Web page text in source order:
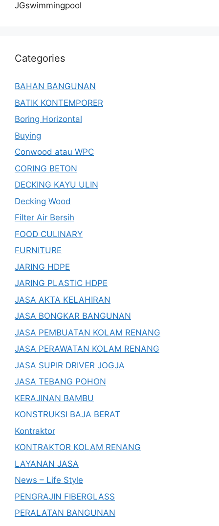
JGswimmingpool
Categories
BAHAN BANGUNAN
BATIK KONTEMPORER
Boring Horizontal
Buying
Conwood atau WPC
CORING BETON
DECKING KAYU ULIN
Decking Wood
Filter Air Bersih
FOOD CULINARY
FURNITURE
JARING HDPE
JARING PLASTIC HDPE
JASA AKTA KELAHIRAN
JASA BONGKAR BANGUNAN
JASA PEMBUATAN KOLAM RENANG
JASA PERAWATAN KOLAM RENANG
JASA SUPIR DRIVER JOGJA
JASA TEBANG POHON
KERAJINAN BAMBU
KONSTRUKSI BAJA BERAT
Kontraktor
KONTRAKTOR KOLAM RENANG
LAYANAN JASA
News – Life Style
PENGRAJIN FIBERGLASS
PERALATAN BANGUNAN